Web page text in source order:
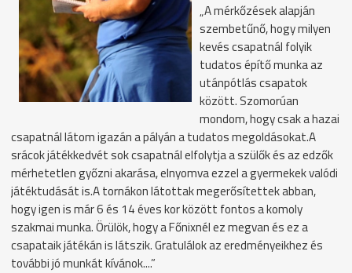
„A mérkőzések alapján
szembetűnő, hogy milyen
kevés csapatnál folyik
tudatos építő munka az
utánpótlás csapatok
között. Szomorúan
mondom, hogy csak a hazai
csapatnál látom igazán a pályán a tudatos megoldásokat.A
srácok játékkedvét sok csapatnál elfolytja a szülők és az edzők
mérhetetlen győzni akarása, elnyomva ezzel a gyermekek valódi
játéktudását is.A tornákon látottak megerősítettek abban,
hogy igen is már 6 és 14 éves kor között fontos a komoly
szakmai munka. Örülök, hogy a Főnixnél ez megvan és ez a
csapataik játékán is látszik. Gratulálok az eredményeikhez és
további jó munkát kívánok....”